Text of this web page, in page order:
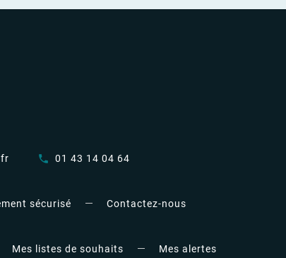
call 01 43 14 04 64
sécurisé Contactez-nous
Mes listes de souhaits Mes alertes